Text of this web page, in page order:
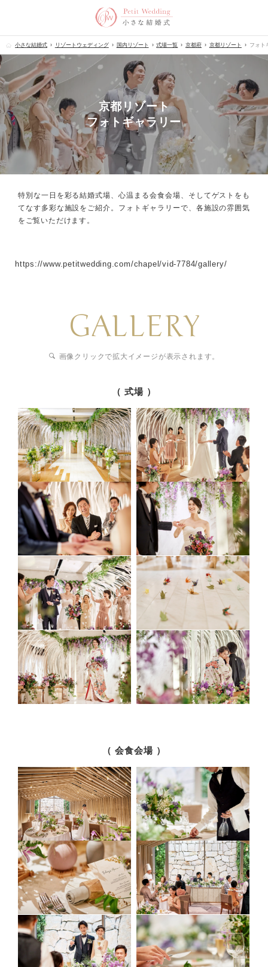
小さな結婚式 リゾートウェディング 国内リゾート 式場一覧 京都府 京都リゾート フォト
京都リゾート
フォトギャラリー
特別な一日を彩る結婚式場、心温まる会食会場、 そしてゲストをも
てなす多彩な施設をご紹介。フォトギャラリーで、 各施設の雰囲気
をご覧いただけます。
https://www.petitwedding.com/chapel/vid-7784/gallery/
GALLERY
画像クリックで拡大イメージが表示されます。
（ 式場 ）
（ 会食会場 ）